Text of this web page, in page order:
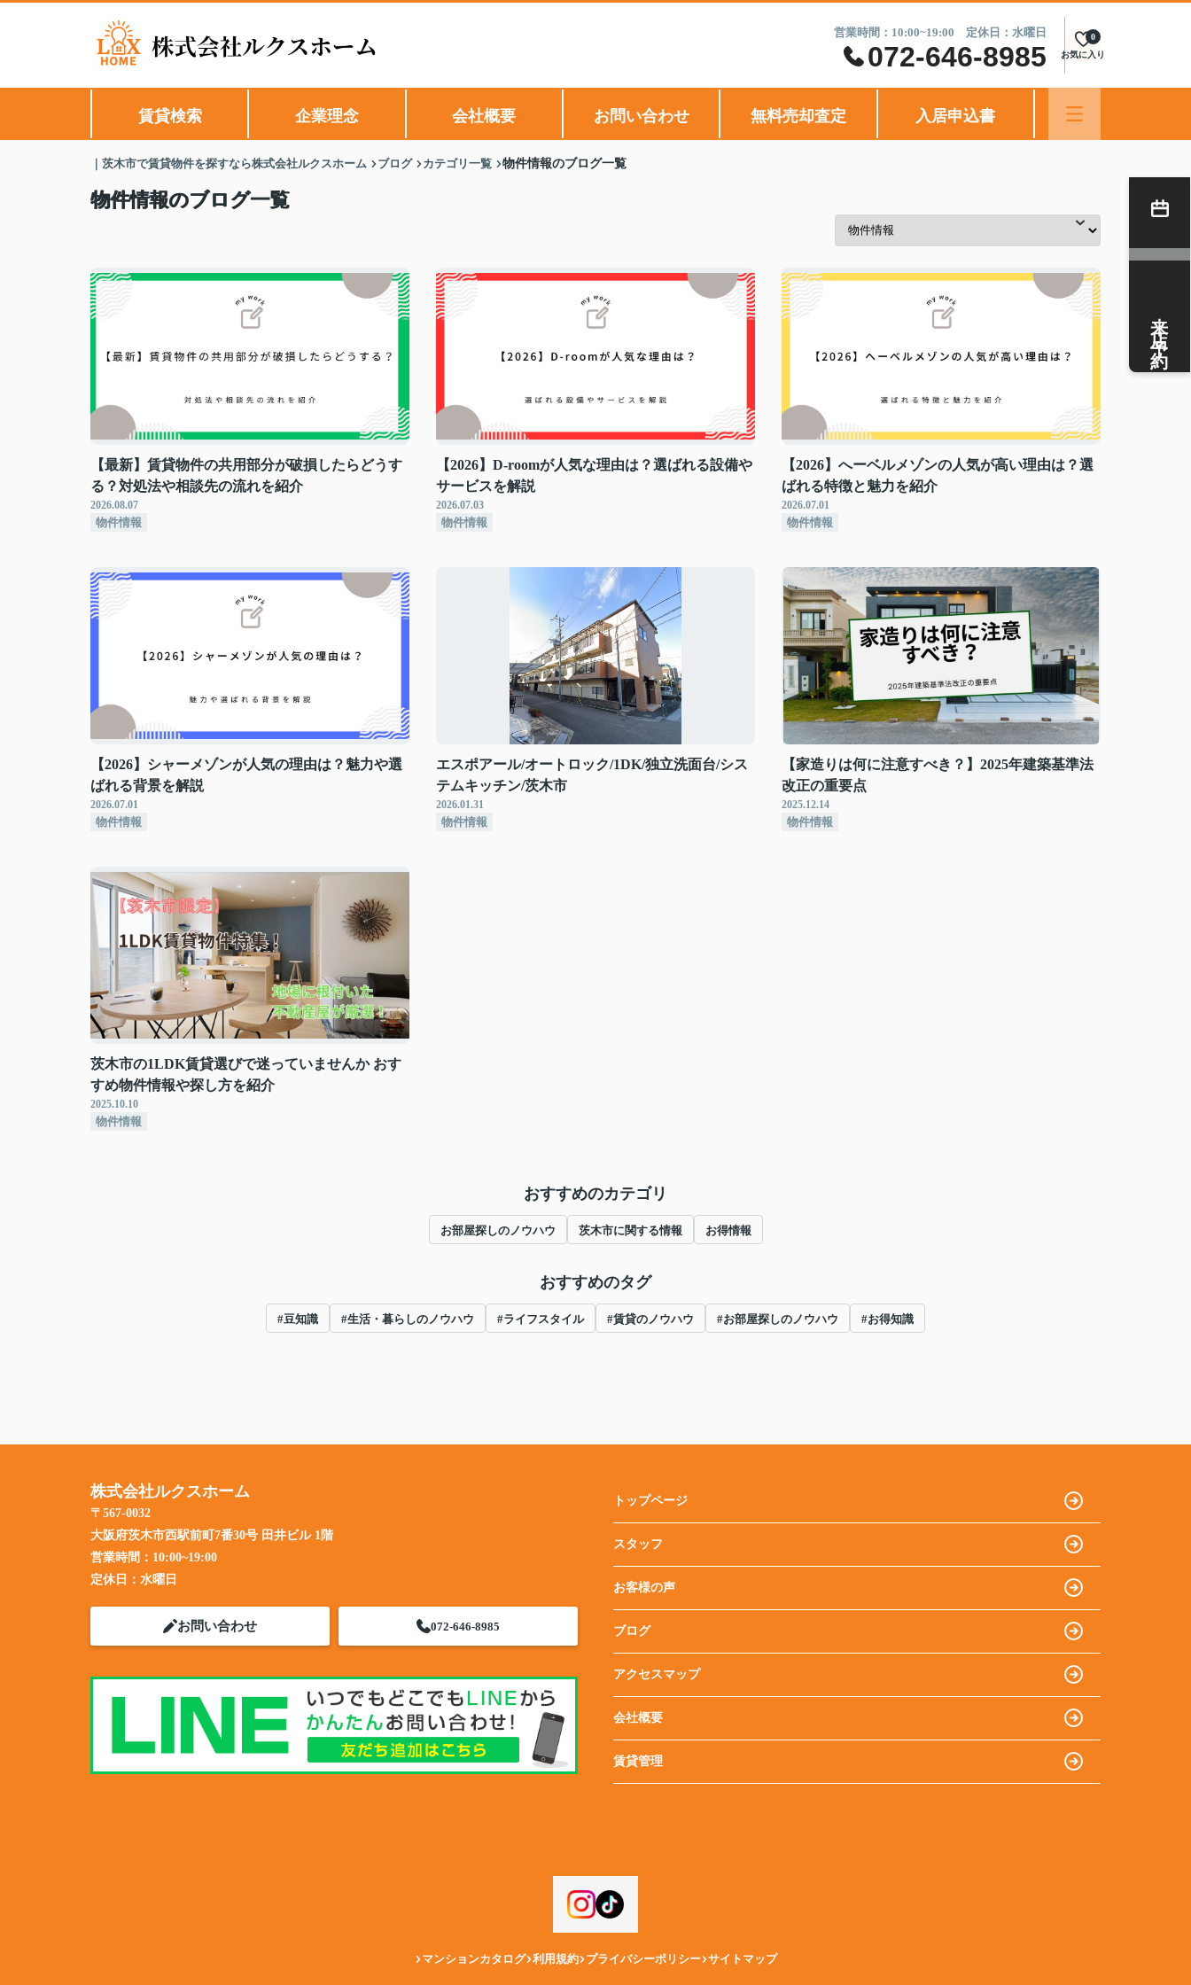
営業時間：10:00~19:00 定休日：水曜日
072-646-8985 お気に入り
0
賃貸検索 企業理念 会社概要 お問い合わせ 無料売却査定 入居申込書
｜茨木市で賃貸物件を探すなら株式会社ルクスホーム ブログ カテゴリ一覧 物件情報のブログ一覧
物件情報のブログ一覧
【最新】賃貸物件の共用部分が破損したらどうす
る？対処法や相談先の流れを紹介
2026.08.07
物件情報
【2026】D-roomが人気な理由は？選ばれる設備や
サービスを解説
2026.07.03
物件情報
【2026】へーベルメゾンの人気が高い理由は？選
ばれる特徴と魅力を紹介
2026.07.01
物件情報
【2026】シャーメゾンが人気の理由は？魅力や選
ばれる背景を解説
2026.07.01
物件情報
エスポアール/オートロック/1DK/独立洗面台/シス
テムキッチン/茨木市
2026.01.31
物件情報
【家造りは何に注意すべき？】2025年建築基準法
改正の重要点
2025.12.14
物件情報
茨木市の1LDK賃貸選びで迷っていませんか おす
すめ物件情報や探し方を紹介
2025.10.10
物件情報
おすすめのカテゴリ
お部屋探しのノウハウ 茨木市に関する情報 お得情報
おすすめのタグ
#豆知識 #生活・暮らしのノウハウ #ライフスタイル #賃貸のノウハウ #お部屋探しのノウハウ #お得知識
来店予約
株式会社ルクスホーム
〒567-0032
大阪府茨木市西駅前町7番30号 田井ビル 1階
営業時間： 10:00~19:00
定休日： 水曜日
お問い合わせ 072-646-8985
トップページ
スタッフ
お客様の声
ブログ
アクセスマップ
会社概要
賃貸管理
マンションカタログ 利用規約 プライバシーポリシー サイトマップ